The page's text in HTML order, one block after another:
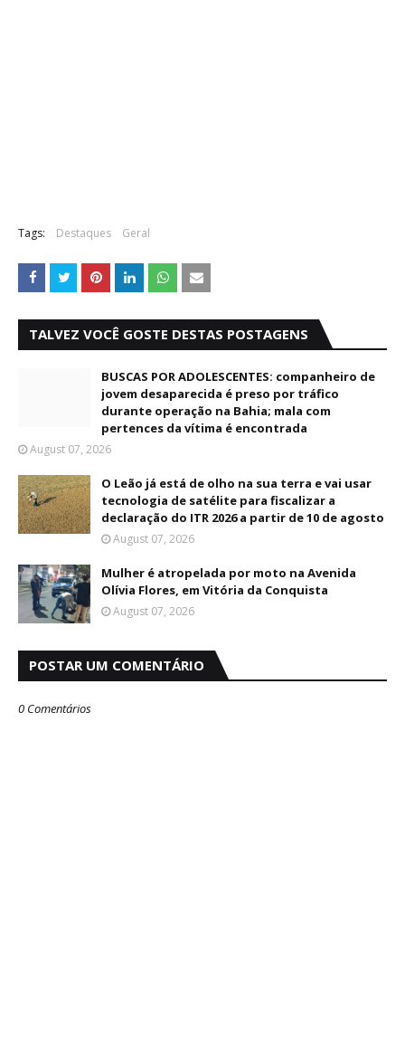
Tags: Destaques Geral
TALVEZ VOCÊ GOSTE DESTAS POSTAGENS
BUSCAS POR ADOLESCENTES: companheiro de
jovem desaparecida é preso por tráfico
durante operação na Bahia; mala com
pertences da vítima é encontrada
August 07, 2026
O Leão já está de olho na sua terra e vai usar
tecnologia de satélite para fiscalizar a
declaração do ITR 2026 a partir de 10 de agosto
August 07, 2026
Mulher é atropelada por moto na Avenida
Olívia Flores, em Vitória da Conquista
August 07, 2026
POSTAR UM COMENTÁRIO
0 Comentários